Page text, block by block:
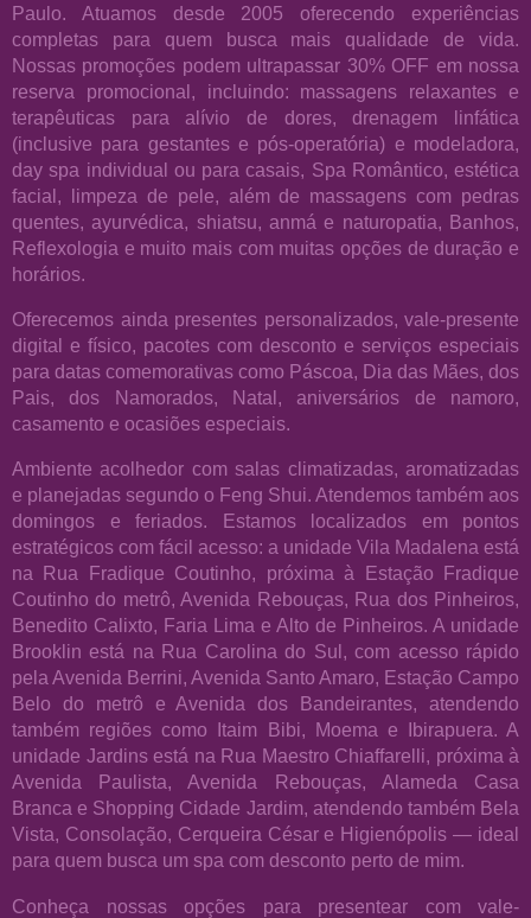
Paulo. Atuamos desde 2005 oferecendo experiências
completas para quem busca mais qualidade de vida.
Nossas promoções podem ultrapassar 30% OFF em nossa
reserva promocional, incluindo: massagens relaxantes e
terapêuticas para alívio de dores, drenagem linfática
(inclusive para gestantes e pós-operatória) e modeladora,
day spa individual ou para casais, Spa Romântico, estética
facial, limpeza de pele, além de massagens com pedras
quentes, ayurvédica, shiatsu, anmá e naturopatia, Banhos,
Reflexologia e muito mais com muitas opções de duração e
horários.
Oferecemos ainda presentes personalizados, vale-presente
digital e físico, pacotes com desconto e serviços especiais
para datas comemorativas como Páscoa, Dia das Mães, dos
Pais, dos Namorados, Natal, aniversários de namoro,
casamento e ocasiões especiais.
Ambiente acolhedor com salas climatizadas, aromatizadas
e planejadas segundo o Feng Shui. Atendemos também aos
domingos e feriados. Estamos localizados em pontos
estratégicos com fácil acesso: a unidade Vila Madalena está
na Rua Fradique Coutinho, próxima à Estação Fradique
Coutinho do metrô, Avenida Rebouças, Rua dos Pinheiros,
Benedito Calixto, Faria Lima e Alto de Pinheiros. A unidade
Brooklin está na Rua Carolina do Sul, com acesso rápido
pela Avenida Berrini, Avenida Santo Amaro, Estação Campo
Belo do metrô e Avenida dos Bandeirantes, atendendo
também regiões como Itaim Bibi, Moema e Ibirapuera. A
unidade Jardins está na Rua Maestro Chiaffarelli, próxima à
Avenida Paulista, Avenida Rebouças, Alameda Casa
Branca e Shopping Cidade Jardim, atendendo também Bela
Vista, Consolação, Cerqueira César e Higienópolis — ideal
para quem busca um spa com desconto perto de mim.
Conheça nossas opções para presentear com vale-